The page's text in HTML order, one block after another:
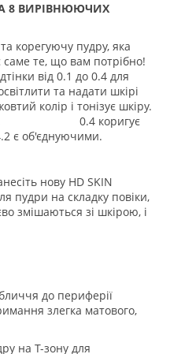
8 ВИРІВНЮЮЧИХ
корегуючу пудру, яка
саме те, що вам потрібно!
від 0.1 до 0.4 для
та надати шкірі
колір і тонізує шкіру.
0.4 коригує
є об'єднуючими.
нову HD SKIN
пудри на складку повіки,
змішаються зі шкірою, і
до периферії
злегка матового,
на Т-зону для